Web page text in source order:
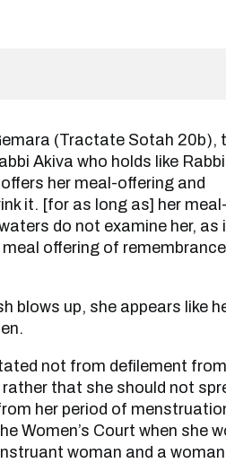
Akiva who holds like Rabbi
her meal-offering and
it. [for as long as] her
do not examine her, as
offering of
that she should not
her period of
Women’s Court when she
woman and a